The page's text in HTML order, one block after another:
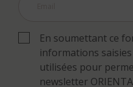
En soumettant ce
informations
utilisées pour
newsletter